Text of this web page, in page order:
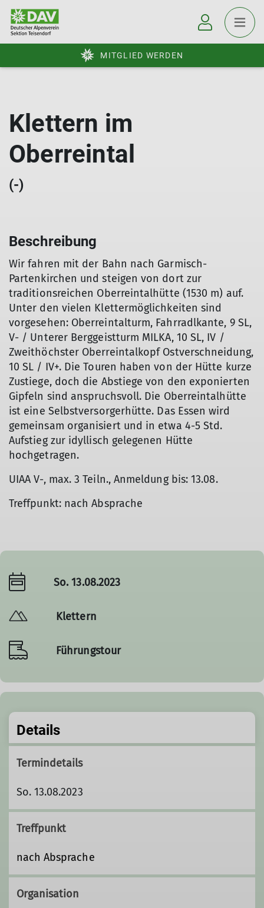
MITGLIED WERDEN
Klettern im
Oberreintal
(-)
Beschreibung
Wir fahren mit der Bahn nach Garmisch-
Partenkirchen und steigen von dort zur
traditionsreichen Oberreintalhütte (1530 m) auf.
Unter den vielen Klettermöglichkeiten sind
vorgesehen: Oberreintalturm, Fahrradlkante, 9 SL,
V- / Unterer Berggeistturm MILKA, 10 SL, IV /
Zweithöchster Oberreintalkopf Ostverschneidung,
10 SL / IV+. Die Touren haben von der Hütte kurze
Zustiege, doch die Abstiege von den exponierten
Gipfeln sind anspruchsvoll. Die Oberreintalhütte
ist eine Selbstversorgerhütte. Das Essen wird
gemeinsam organisiert und in etwa 4-5 Std.
Aufstieg zur idyllisch gelegenen Hütte
hochgetragen.
UIAA V-, max. 3 Teiln., Anmeldung bis: 13.08.
Treffpunkt: nach Absprache
So. 13.08.2023
Klettern
Führungstour
Details
Termindetails
So. 13.08.2023
Treffpunkt
nach Absprache
Organisation